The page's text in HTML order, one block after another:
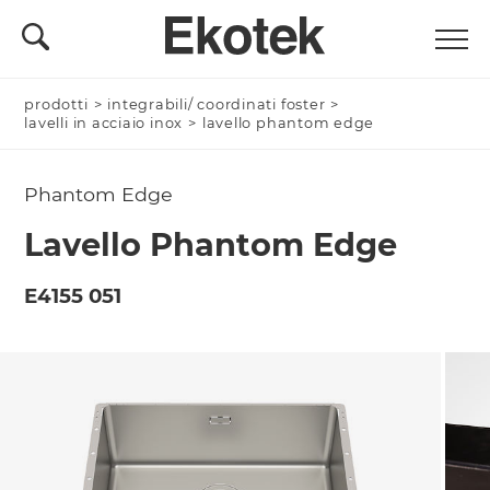
prodotti > integrabili/ coordinati foster >
lavelli in acciaio inox > lavello phantom edge
Phantom Edge
Lavello Phantom Edge
E4155 051
Nominativo *
Email *